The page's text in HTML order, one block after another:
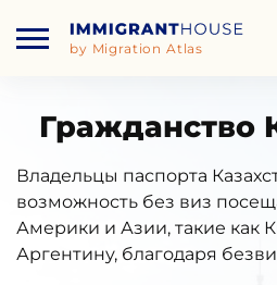
by Migration Atlas
Гражданство
Владельцы паспорта
возможность без виз
Америки и Азии, такие как
Аргентину, благодаря